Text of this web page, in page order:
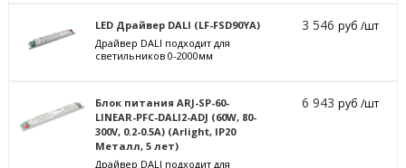
LED Драйвер DALI (LF-FSD90YA)
Драйвер DALI подходит для
светильников 0-2000мм
3 546руб /шт
Блок питания ARJ-SP-60-
LINEAR-PFC-DALI2-ADJ (60W, 80-
300V, 0.2-0.5A) (Arlight, IP20
Металл, 5 лет)
Драйвер DALI подходит для
6 943руб /шт